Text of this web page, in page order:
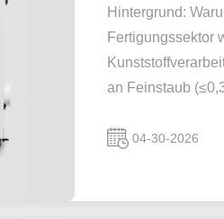
Hintergrund:
Fertigungssektor
an Feinstaub
04-30-2026